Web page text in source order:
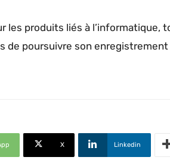
les produits liés à l’informatique,
de poursuivre son
X Linkedin